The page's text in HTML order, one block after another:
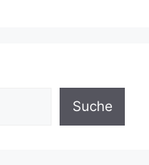
Suche